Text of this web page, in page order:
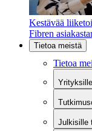
Kestävää
Fibren
Tietoa meistä
Tietoa
Yrityksille
Julkisille